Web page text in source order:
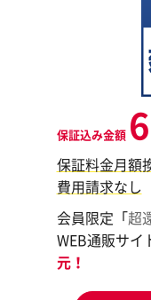
保証込み金額
保証料金月額
費用請求なし
会員限定「超
WEB通販サイ
元！